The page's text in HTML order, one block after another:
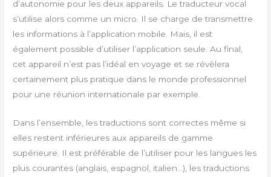
d’autonomie pour les deux appareils. Le traducteur vocal
s’utilise alors comme un micro. Il se charge de transmettre
les informations à l’application mobile. Mais, il est
également possible d’utiliser l’application seule. Au final,
cet appareil n’est pas l’idéal en voyage et se révèlera
certainement plus pratique dans le monde professionnel
pour une réunion internationale par exemple.
Dans l’ensemble, les traductions sont correctes même si
elles restent inférieures aux appareils de gamme
supérieure. Il est préférable de l’utiliser pour les langues les
plus courantes (anglais, espagnol, italien…), les traductions